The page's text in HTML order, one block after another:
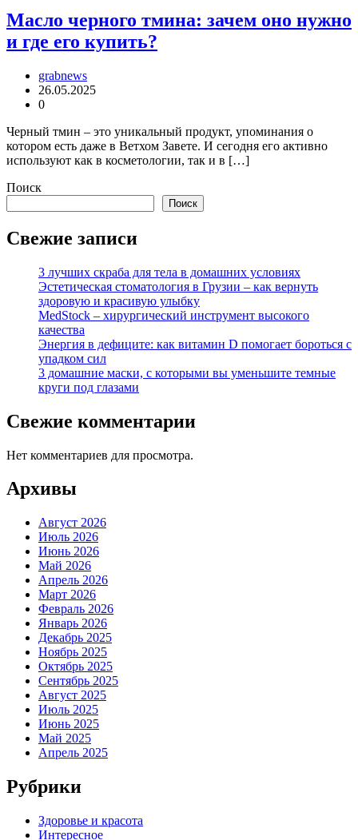
Масло черного тмина: зачем оно нужно
и где его купить?
grabnews
26.05.2025
0
Черный тмин – это уникальный продукт, упоминания о
котором есть даже в Ветхом Завете. И сегодня его активно
используют как в косметологии, так и в […]
Поиск
Поиск
Свежие записи
3 лучших скраба для тела в домашних условиях
Эстетическая стоматология в Грузии – как вернуть
здоровую и красивую улыбку
MedStock – хирургический инструмент высокого
качества
Энергия в дефиците: как витамин D помогает бороться с
упадком сил
3 домашние маски, с которыми вы уменьшите темные
круги под глазами
Свежие комментарии
Нет комментариев для просмотра.
Архивы
Август 2026
Июль 2026
Июнь 2026
Май 2026
Апрель 2026
Март 2026
Февраль 2026
Январь 2026
Декабрь 2025
Ноябрь 2025
Октябрь 2025
Сентябрь 2025
Август 2025
Июль 2025
Июнь 2025
Май 2025
Апрель 2025
Рубрики
Здоровье и красота
Интересное